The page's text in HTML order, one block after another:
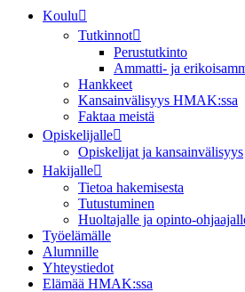
Koulu
Tutkinnot
Perustutkinto
Ammatti- ja
Hankkeet
Kansainvälisyys HMAK:ssa
Faktaa meistä
Opiskelijalle
Opiskelijat ja kansainvälisyys
Hakijalle
Tietoa hakemisesta
Tutustuminen
Huoltajalle ja opinto-
Työelämälle
Alumnille
Yhteystiedot
Elämää HMAK:ssa